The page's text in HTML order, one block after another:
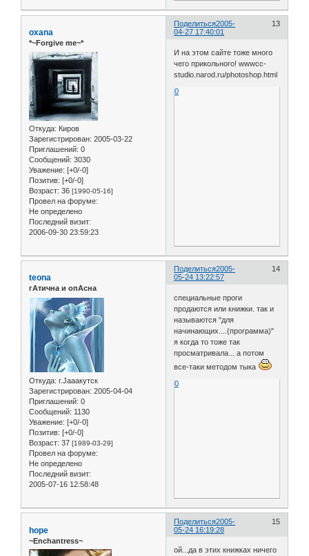
Поделиться 13
2005-
04-27 17:40:01
oxana
*~Forgive me~*
Откуда: Киров
Зарегистрирован: 2005-03-22
Приглашений: 0
Сообщений: 3030
Уважение: [+0/-0]
Позитив: [+0/-0]
Возраст: 36 [1990-05-16]
Провел на форуме:
Не определено
Последний визит:
2006-09-30 23:59:23
И на этом сайте тоже много
чего прикольного! wwwcc-
studio.narod.ru/photoshop.html
0
Поделиться 14
2005-
05-24 13:22:57
teona
гАтична и опАсна
Откуда: г.Jaaaкутск
Зарегистрирован: 2005-04-04
Приглашений: 0
Сообщений: 1130
Уважение: [+0/-0]
Позитив: [+0/-0]
Возраст: 37 [1989-03-29]
Провел на форуме:
Не определено
Последний визит:
2005-07-16 12:58:48
специальные проги
продаются или книжки. так и
называются "для
начинающих....(программа)"
я когда то тоже так
просматривала... а потом
все-таки методом тыка
0
Поделиться 15
2005-
05-24 16:19:28
hope
~Enchantress~
ой...да в этих книжках ничего